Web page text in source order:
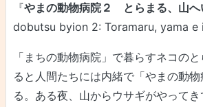
『やまの動物病院２ とらまる、山へ
dobutsu byion 2: Toramaru, yama e
「まちの動物病院」で暮らすネコの
ると人間たちには内緒で「やまの動
る。ある夜、山からウサギがやって